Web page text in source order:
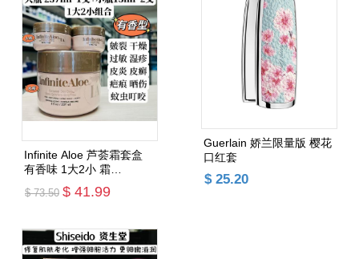
Infinite Aloe 芦荟霜套盒
有香味 1大2小 霜
237ml*1+15ml*2（一箱最
多2套）
$ 73.50 $ 41.99
添加购物车
Guerlain 娇兰限量版 樱花
口红套
$ 25.20